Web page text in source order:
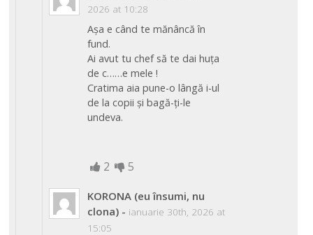
2026 at 10:28
Așa e când te mănâncă în
fund.
Ai avut tu chef să te dai huța
de c……e mele !
Cratima aia pune-o lângă i-ul
de la copii și bagă-ți-le
undeva.
2 5
KORONA (eu însumi, nu
clona) - ianuarie 30th, 2026 at
15:05